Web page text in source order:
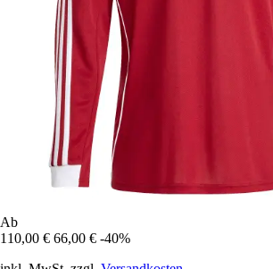
Ab
110,00 € 66,00 € -40%